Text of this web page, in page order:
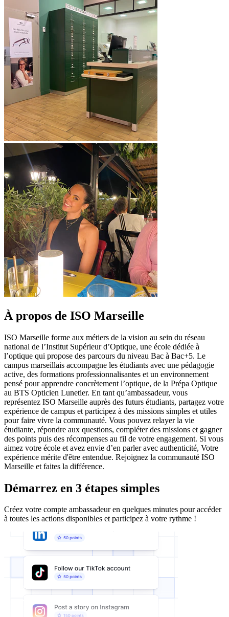
À propos de ISO Marseille
ISO Marseille forme aux métiers de la vision au sein du réseau
national de l’Institut Supérieur d’Optique, une école dédiée à
l’optique qui propose des parcours du niveau Bac à Bac+5. Le
campus marseillais accompagne les étudiants avec une pédagogie
active, des formations professionnalisantes et un environnement
pensé pour apprendre concrètement l’optique, de la Prépa Optique
au BTS Opticien Lunetier. En tant qu’ambassadeur, vous
représentez ISO Marseille auprès des futurs étudiants, partagez votre
expérience de campus et participez à des missions simples et utiles
pour faire vivre la communauté. Vous pouvez relayer la vie
étudiante, répondre aux questions, compléter des missions et gagner
des points puis des récompenses au fil de votre engagement. Si vous
aimez votre école et avez envie d’en parler avec authenticité, Votre
expérience mérite d'être entendue. Rejoignez la communauté ISO
Marseille et faites la différence.
Démarrez en 3 étapes simples
Créez votre compte ambassadeur en quelques minutes pour accéder
à toutes les actions disponibles et participez à votre rythme !